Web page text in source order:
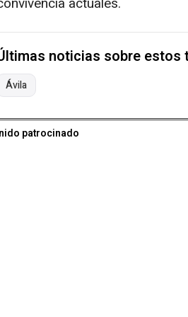
noticias sobre estos
Ávila
patrocinado